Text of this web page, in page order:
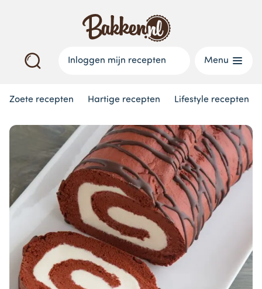
Inloggen mijn recepten Menu
Zoete recepten Hartige recepten Lifestyle recepten